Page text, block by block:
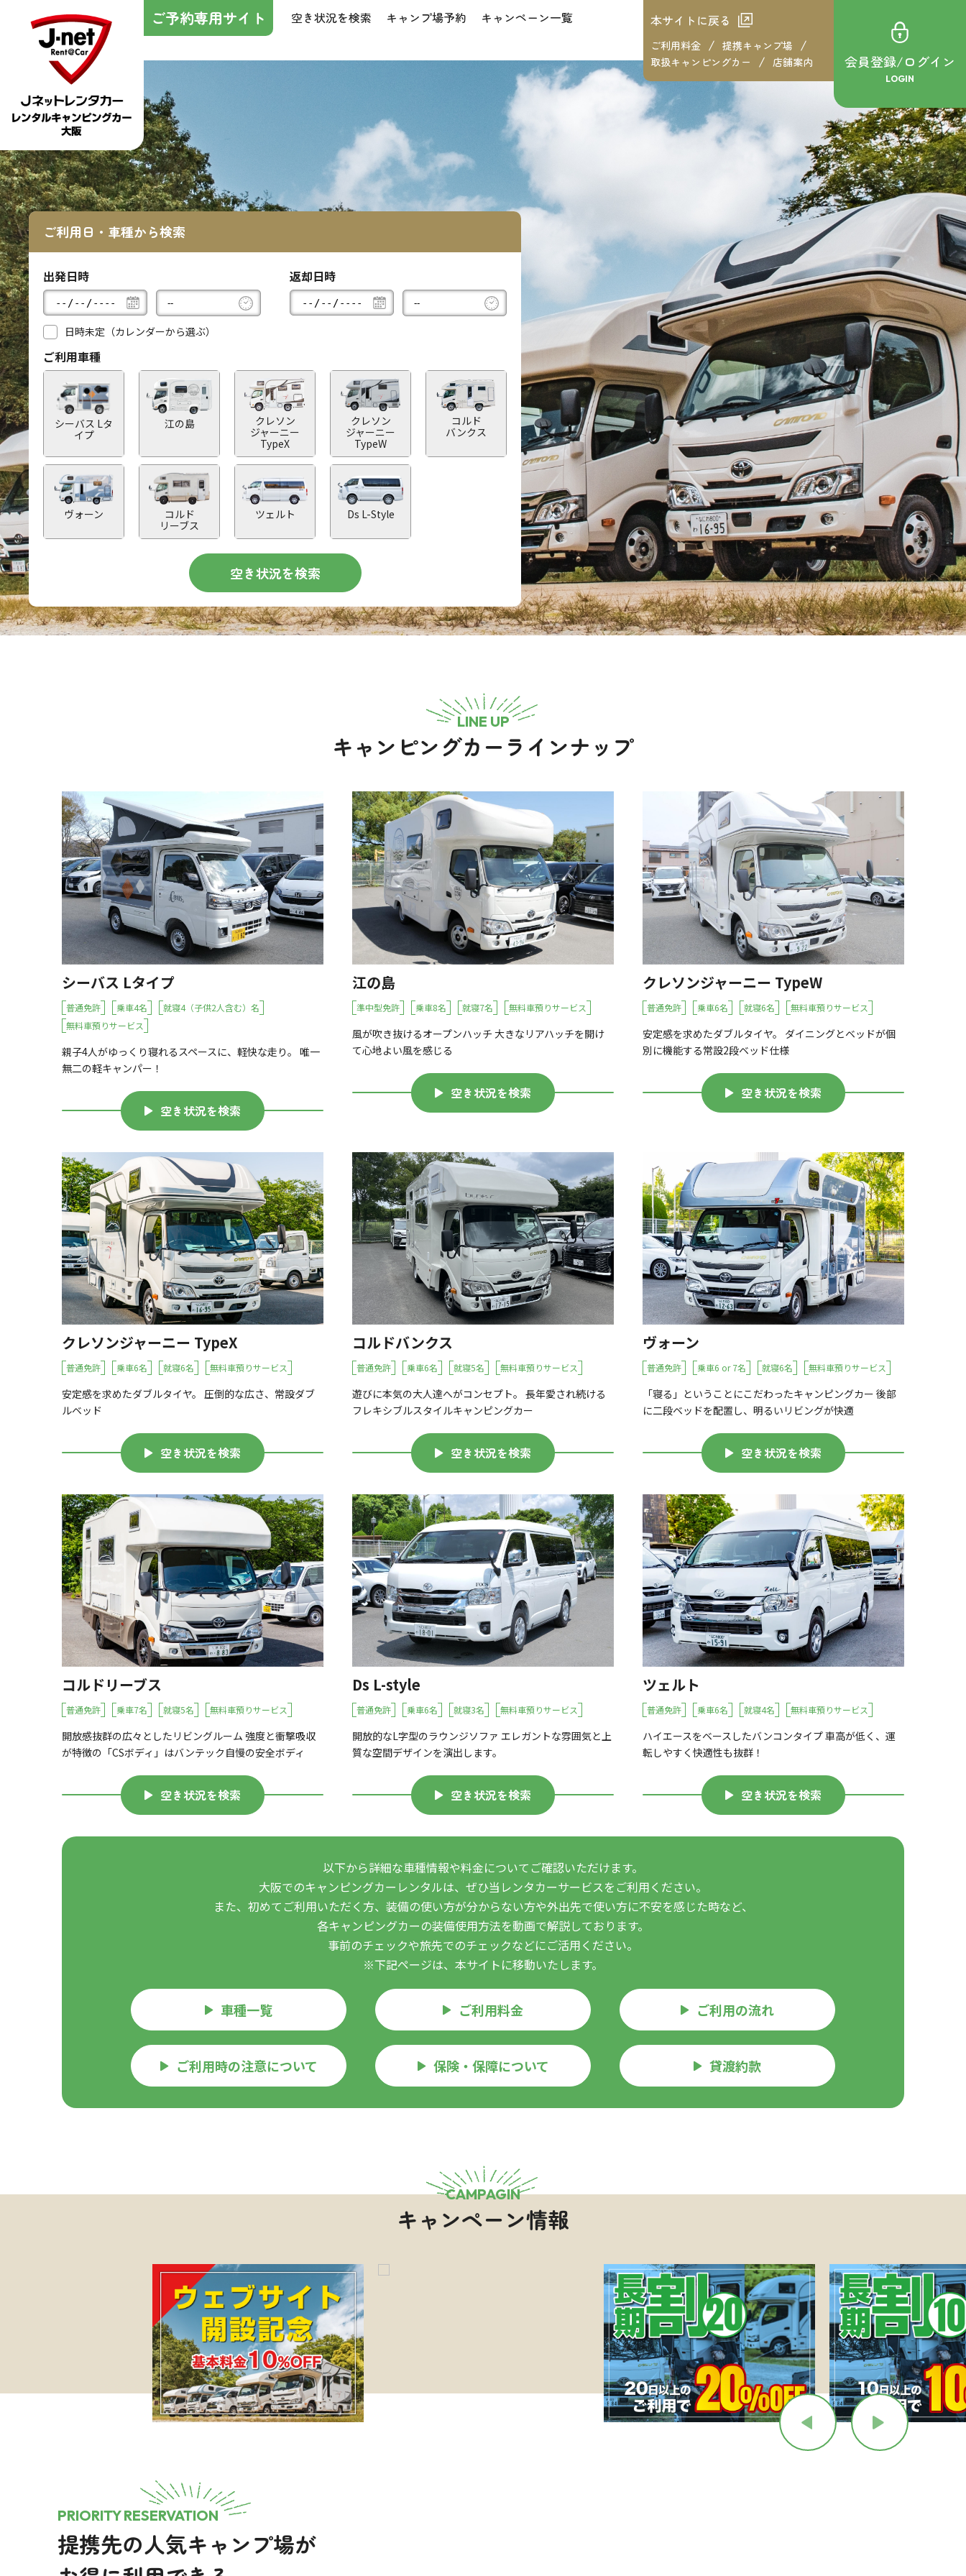
ご予約専用サイト 空き状況を検索 キャンプ場予約 キャンペーン一覧 本サイトに戻る
ご利用料金
提携キャンプ場
取扱キャンピングカー
店舗案内 会員登録/ログイン
LOGIN
ご利用日・車種から検索
出発日時 返却日時
日時未定（カレンダーから選ぶ）
ご利用車種
シーバス Lタ
イプ
江の島
クレソン
ジャーニー
TypeX
クレソン
ジャーニー
TypeW
コルド
バンクス
ヴォーン
コルド
リーブス
ツェルト Ds L-Style
LINE UP
キャンピングカーラインナップ
シーバス Lタイプ
普通免許 乗車4名
就寝4（子供2人含む）名
無料車預りサービス
親子4人がゆっくり寝れるスペースに、軽快な走り。 唯一
無二の軽キャンパー！
空き状況を検索
江の島
準中型免許 乗車8名 就寝7名 無料車預りサービス
風が吹き抜けるオープンハッチ 大きなリアハッチを開け
て心地よい風を感じる
空き状況を検索
クレソンジャーニー TypeW
普通免許 乗車6名 就寝6名 無料車預りサービス
安定感を求めたダブルタイヤ。 ダイニングとベッドが個
別に機能する常設2段ベッド仕様
空き状況を検索
クレソンジャーニー TypeX
普通免許 乗車6名 就寝6名 無料車預りサービス
安定感を求めたダブルタイヤ。 圧倒的な広さ、常設ダブ
ルベッド
空き状況を検索
コルドバンクス
普通免許 乗車6名 就寝5名 無料車預りサービス
遊びに本気の大人達へがコンセプト。 長年愛され続ける
フレキシブルスタイルキャンピングカー
空き状況を検索
ヴォーン
普通免許 乗車6 or 7名 就寝6名 無料車預りサービス
「寝る」ということにこだわったキャンピングカー 後部
に二段ベッドを配置し、明るいリビングが快適
空き状況を検索
コルドリーブス
普通免許 乗車7名 就寝5名 無料車預りサービス
開放感抜群の広々としたリビングルーム 強度と衝撃吸収
が特徴の「CSボディ」はバンテック自慢の安全ボディ
空き状況を検索
Ds L-style
普通免許 乗車6名 就寝3名 無料車預りサービス
開放的なL字型のラウンジソファ エレガントな雰囲気と上
質な空間デザインを演出します。
空き状況を検索
ツェルト
普通免許 乗車6名 就寝4名 無料車預りサービス
ハイエースをベースしたバンコンタイプ 車高が低く、運
転しやすく快適性も抜群！
空き状況を検索
以下から詳細な車種情報や料金についてご確認いただけます。
大阪でのキャンピングカーレンタルは、ぜひ当レンタカーサービスをご利用ください。
また、初めてご利用いただく方、装備の使い方が分からない方や外出先で使い方に不安を感じた時など、
各キャンピングカーの装備使用方法を動画で解説しております。
事前のチェックや旅先でのチェックなどにご活用ください。
※下記ページは、本サイトに移動いたします。
車種一覧 ご利用料金 ご利用の流れ
ご利用時の注意について 保険・保障について 貸渡約款
CAMPAGIN
キャンペーン情報
PRIORITY RESERVATION
提携先の人気キャンプ場が